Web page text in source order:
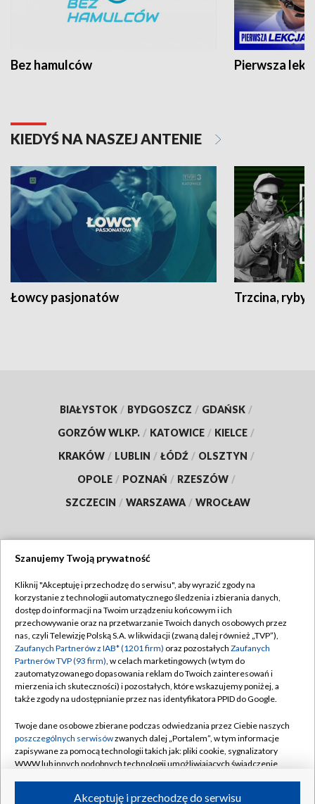
Bez hamulców Pierwsza
KIEDYŚ NA NASZEJ ANTENIE
Łowcy pasjonatów Trzcina, ryby
BIAŁYSTOK / BYDGOSZCZ / GDAŃSK /
GORZÓW WLKP. / KATOWICE / KIELCE /
KRAKÓW / LUBLIN / ŁÓDŹ / OLSZTYN /
OPOLE / POZNAŃ / RZESZÓW /
SZCZECIN / WARSZAWA / WROCŁAW
TVP
Abonament TVP
Emisja w TVP
Centrum informacji TVP
Naziemna Telewizja Cyfrowa
Rada Programowa
System NOS
Informacje o nadawcy
Regulamin TVP
Polityka prywatności
Moje zgody
Pomoc
Kontakt
Kanały
Szanujemy Twoją prywatność
Kliknij "Akceptuję i przechodzę do serwisu", aby wyrazić zgody na
korzystanie z technologii automatycznego śledzenia i zbierania danych,
dostęp do informacji na Twoim urządzeniu końcowym i ich
przechowywanie oraz na przetwarzanie Twoich danych osobowych przez
nas, czyli Telewizję Polską S.A. w likwidacji (zwaną dalej również „TVP”),
Zaufanych Partnerów z IAB* (1201 firm) oraz pozostałych Zaufanych
Partnerów TVP (93 firm), w celach marketingowych (w tym do
zautomatyzowanego dopasowania reklam do Twoich zainteresowań i
mierzenia ich skuteczności) i pozostałych, które wskazujemy poniżej, a
także zgody na udostępnianie przez nas identyfikatora PPID do Google.
Twoje dane osobowe zbierane podczas odwiedzania przez Ciebie naszych
poszczególnych serwisówzwanych dalej „Portalem”, w tym informacje
zapisywane za pomocą technologii takich jak: pliki cookie, sygnalizatory
WWW lub innych podobnych technologii umożliwiających świadczenie
ruchu w Internecie.Akceptuję i przechodzę do serwisu